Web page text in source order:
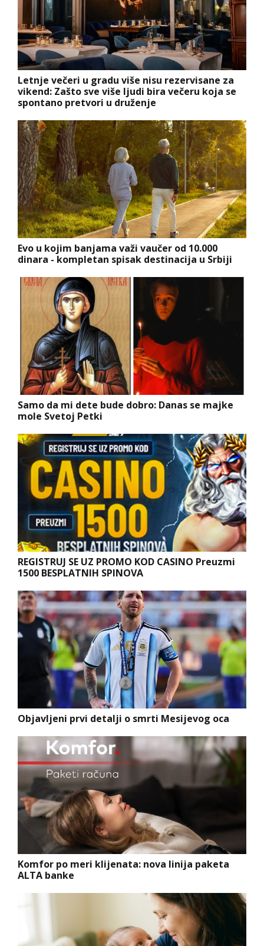
Letnje večeri u gradu više nisu rezervisane za
vikend: Zašto sve više ljudi bira večeru koja se
spontano pretvori u druženje
Evo u kojim banjama važi vaučer od 10.000
dinara - kompletan spisak destinacija u Srbiji
Samo da mi dete bude dobro: Danas se majke
mole Svetoj Petki
REGISTRUJ SE UZ PROMO KOD CASINO Preuzmi
1500 BESPLATNIH SPINOVA
Objavljeni prvi detalji o smrti Mesijevog oca
Komfor po meri klijenata: nova linija paketa
ALTA banke